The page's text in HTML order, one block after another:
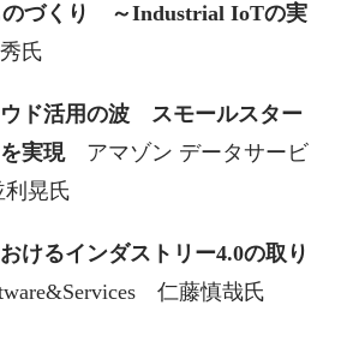
のづくり ～Industrial IoTの実
氏
ド活用の波 スモールスター
実現アマゾン データサービ
晃氏
けるインダストリー4.0の取り
仁藤慎哉氏